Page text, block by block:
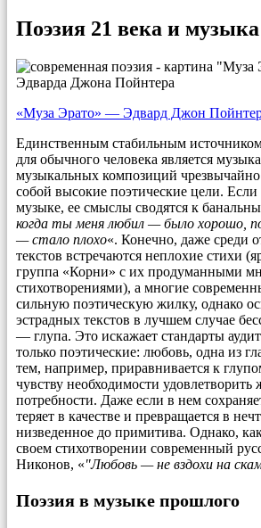
Поэзия 21 века и музыка
«Муза Эрато» — Эдвард Джон
Единственным стабильным
для обычного человека является
музыкальных композиций чрезвычайно
собой высокие поэтические цели.
музыке, ее смыслы сводятся к
когда ты меня любил — было хорошо,
— стало плохо«. Конечно, даже среди
текстов встречаются неплохие стихи
группа «Корни» с их продуманными
стихотворениями), а многие
сильную поэтическую жилку, однако
эстрадных текстов в лучшем случае
— глупа. Это искажает стандарты
только поэтические: любовь, одна из
тем, например, приравнивается к
чувству необходимости
потребности. Даже если в нем
теряет в качестве и превращается в
низведенное до примитива. Однако,
своем стихотворении современный
Никонов, « Любовь — не вздохи на
Поэзия в музыке прошлого